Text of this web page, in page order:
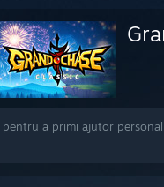
pentru a primi ajutor